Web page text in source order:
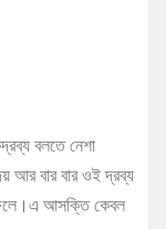
বলতে নেশা
আর বার বার ওই দ্রব্য
ফলে।এ আসক্তি কেবল